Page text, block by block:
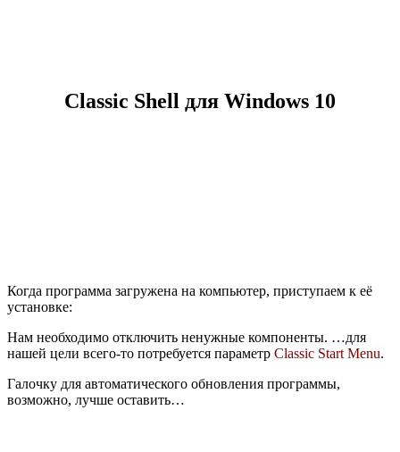
Classic Shell для Windows 10
Когда программа загружена на компьютер, приступаем к её
установке:
Нам необходимо отключить ненужные компоненты. …для
нашей цели всего-то потребуется параметр Classic Start Menu.
Галочку для автоматического обновления программы,
возможно, лучше оставить…